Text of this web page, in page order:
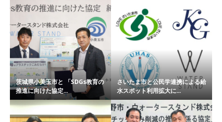
茨城県小美玉市と 「SDGs教育の
推進に向けた協定...
さいたま市と公民学連携による給
水スポット利用拡大に...